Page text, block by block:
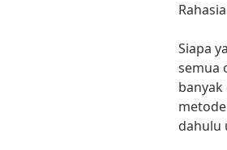
Siapa
semua
dahulu